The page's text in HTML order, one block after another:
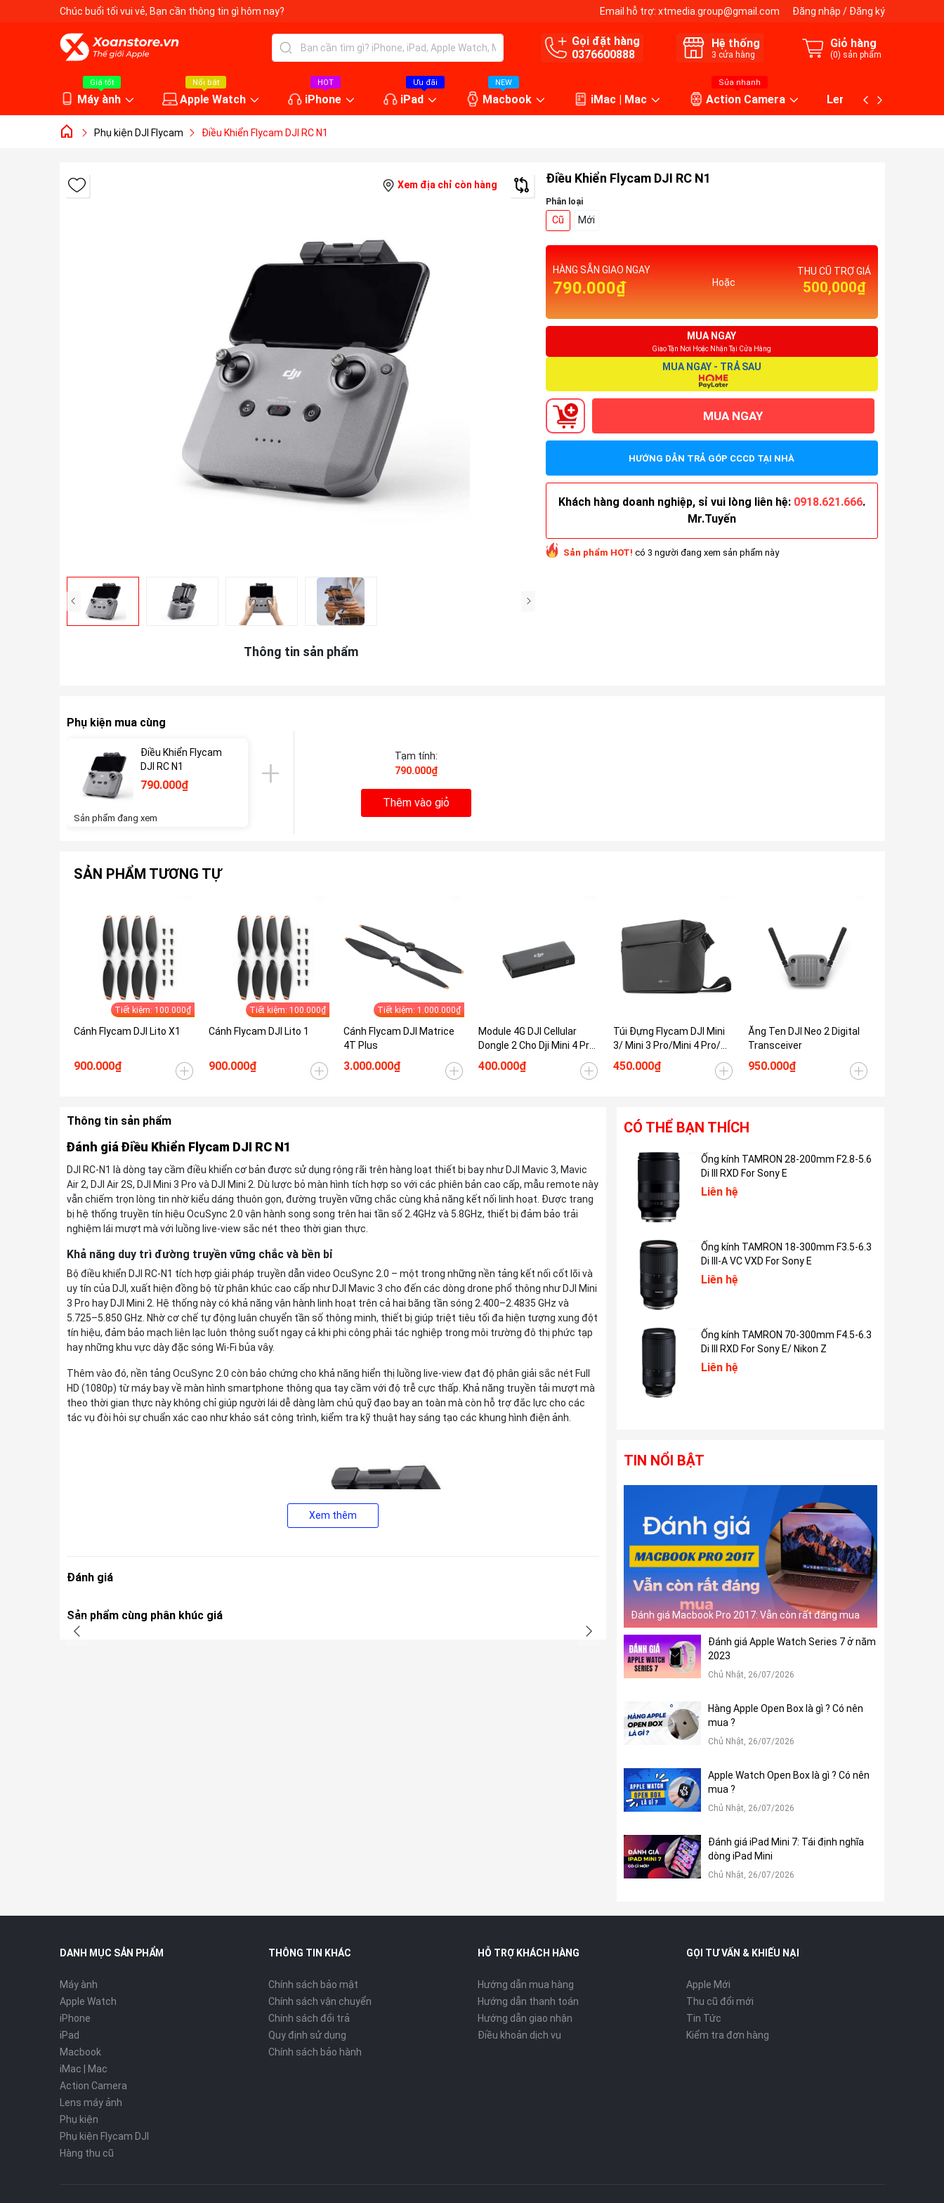
Chúc buổi tối vui vẻ, Bạn cần thông tin gì hôm nay? Email hỗ trợ: xtmedia.group@gmail.com Đăng nhập / Đăng ký
Gọi đặt hàng
0376600888
Hệ thống
3 cửa hàng
Giỏ hàng
(0) sản phẩm
Giá tốt
Máy ành
Nổi bật
Apple Watch
HOT
iPhone
Ưu đãi
iPad
NEW
Macbook iMac | Mac
Sửa nhanh
Action Camera Lens máy ảnh
Phụ kiện DJI Flycam Điều Khiển Flycam DJI RC N1
Xem địa chỉ còn hàng
Thông tin sản phẩm
Điều Khiển Flycam DJI RC N1
Phân loại
Cũ Mới
HÀNG SẴN GIAO NGAY
790.000₫ Hoặc
THU CŨ TRỢ GIÁ
500,000₫
MUA NGAY
Giao Tận Nơi Hoặc Nhận Tại Cửa Hàng
MUA NGAY - TRẢ SAU
MUA NGAY
HƯỚNG DẪN TRẢ GÓP CCCD TẠI NHÀ
Khách hàng doanh nghiệp, sỉ vui lòng liên hệ: 0918.621.666.
Mr.Tuyến
Sản phẩm HOT! có 3 người đang xem sản phẩm này
Phụ kiện mua cùng
Điều Khiển Flycam
DJI RC N1
790.000₫
Sản phẩm đang xem
Tạm tính:
790.000₫
Thêm vào giỏ
SẢN PHẨM TƯƠNG TỰ
Tiết kiệm: 100.000₫
Cánh Flycam DJI Lito X1
900.000₫
Tiết kiệm: 100.000₫
Cánh Flycam DJI Lito 1
900.000₫
Tiết kiệm: 1.000.000₫
Cánh Flycam DJI Matrice
4T Plus
3.000.000₫
Module 4G DJI Cellular
Dongle 2 Cho Dji Mini 4 Pro/
Mini 5 Pro/ Air 3s/ Mavic 3
Pro/ Mavic 4 Pro
400.000₫
Túi Đựng Flycam DJI Mini
3/ Mini 3 Pro/Mini 4 Pro/
Mini 4k
450.000₫
Ăng Ten DJI Neo 2 Digital
Transceiver
950.000₫
Thông tin sản phẩm
Đánh giá Điều Khiển Flycam DJI RC N1
DJI RC-N1 là dòng tay cầm điều khiển cơ bản được sử dụng rộng rãi trên hàng loạt thiết bị bay như DJI Mavic 3, Mavic
Air 2, DJI Air 2S, DJI Mini 3 Pro và DJI Mini 2. Dù lược bỏ màn hình tích hợp so với các phiên bản cao cấp, mẫu remote này
vẫn chiếm trọn lòng tin nhờ kiểu dáng thuôn gọn, đường truyền vững chắc cùng khả năng kết nối linh hoạt. Được trang
bị hệ thống truyền tín hiệu OcuSync 2.0 vận hành song song trên hai tần số 2.4GHz và 5.8GHz, thiết bị đảm bảo trải
nghiệm lái mượt mà với luồng live-view sắc nét theo thời gian thực.
Khả năng duy trì đường truyền vững chắc và bền bỉ
Bộ điều khiển DJI RC-N1 tích hợp giải pháp truyền dẫn video OcuSync 2.0 – một trong những nền tảng kết nối cốt lõi và
uy tín của DJI, xuất hiện đồng bộ từ phân khúc cao cấp như DJI Mavic 3 cho đến các dòng drone phổ thông như DJI Mini
3 Pro hay DJI Mini 2. Hệ thống này có khả năng vận hành linh hoạt trên cả hai băng tần sóng 2.400–2.4835 GHz và
5.725–5.850 GHz. Nhờ cơ chế tự động luân chuyển tần số thông minh, thiết bị giúp triệt tiêu tối đa hiện tượng xung đột
tín hiệu, đảm bảo mạch liên lạc luôn thông suốt ngay cả khi phi công phải tác nghiệp trong môi trường đô thị phức tạp
hay những khu vực dày đặc sóng Wi-Fi bủa vây.
Thêm vào đó, nền tảng OcuSync 2.0 còn bảo chứng cho khả năng hiển thị luồng live-view đạt độ phân giải sắc nét Full
HD (1080p) từ máy bay về màn hình smartphone thông qua tay cầm với độ trễ cực thấp. Khả năng truyền tải mượt mà
theo thời gian thực này không chỉ giúp người lái dễ dàng làm chủ quỹ đạo bay an toàn mà còn hỗ trợ đắc lực cho các
tác vụ đòi hỏi sự chuẩn xác cao như khảo sát công trình, kiểm tra kỹ thuật hay sáng tạo các khung hình điện ảnh.
Xem thêm
Đánh giá
Sản phẩm cùng phân khúc giá
CÓ THỂ BẠN THÍCH
III VC VXD For Sony E
Liên hệ
Ống kính TAMRON 28-200mm F2.8-5.6
Di III RXD For Sony E
Liên hệ
Liên hệ
Ống kính TAMRON 18-300mm F3.5-6.3
Di III-A VC VXD For Sony E
Liên hệ
Ống kính TAMRON 150-500mm F5-6.7
Liên hệ
Ống kính TAMRON 70-300mm F4.5-6.3
Di III RXD For Sony E/ Nikon Z
Liên hệ
TIN NỔI BẬT
Đánh giá Macbook Pro 2017: Vẫn còn rất đáng mua
Đánh giá Apple Watch Series 7 ở năm
2023
Chủ Nhật, 26/07/2026
Hàng Apple Open Box là gì ? Có nên
mua ?
Chủ Nhật, 26/07/2026
Apple Watch Open Box là gì ? Có nên
mua ?
Chủ Nhật, 26/07/2026
Đánh giá iPad Mini 7: Tái định nghĩa
dòng iPad Mini
Chủ Nhật, 26/07/2026
DANH MỤC SẢN PHẨM
Máy ành
Apple Watch
iPhone
iPad
Macbook
iMac | Mac
Action Camera
Lens máy ảnh
Phụ kiện
Phụ kiện Flycam DJI
Hàng thu cũ
THÔNG TIN KHÁC
Chính sách bảo mật
Chính sách vận chuyển
Chính sách đổi trả
Quy định sử dụng
Chính sách bảo hành
HỖ TRỢ KHÁCH HÀNG
Hướng dẫn mua hàng
Hướng dẫn thanh toán
Hướng dẫn giao nhận
Điều khoản dịch vụ
GỌI TƯ VẤN & KHIẾU NẠI
Apple Mới
Thu cũ đổi mới
Tin Tức
Kiểm tra đơn hàng